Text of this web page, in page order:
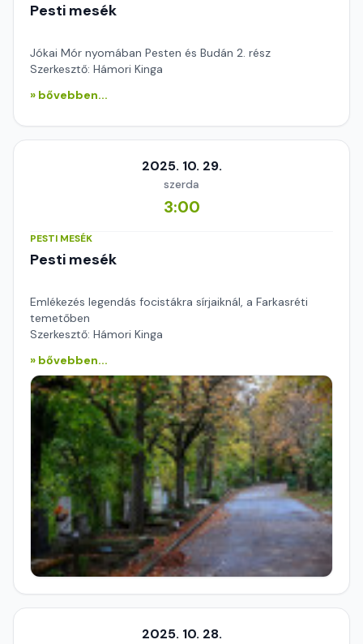
Pesti mesék
Jókai Mór nyomában Pesten és Budán 2. rész
Szerkesztő: Hámori Kinga
» bővebben...
2025. 10. 29.
szerda
3:00
PESTI MESÉK
Pesti mesék
Emlékezés legendás focistákra sírjaiknál, a Farkasréti
temetőben
Szerkesztő: Hámori Kinga
» bővebben...
2025. 10. 28.